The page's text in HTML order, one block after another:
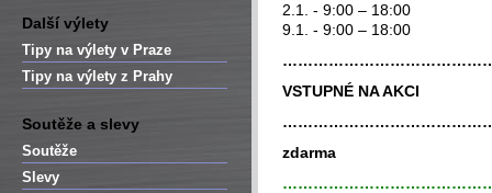
Další výlety
Tipy na výlety v Praze
Tipy na výlety z Prahy
Soutěže a slevy
Soutěže
Slevy
2.1. - 9:00 – 18:00
9.1. - 9:00 – 18:00
VSTUPNÉ NA AKCI
zdarma